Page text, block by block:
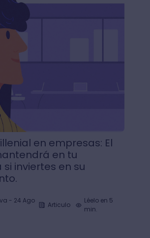
en empresas: El
en tu
inviertes en su
- 24 Ago
Articulo
Léelo en 5
min.